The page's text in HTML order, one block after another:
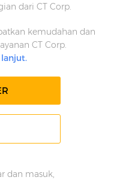
dari CT Corp.
kemudahan dan
CT Corp.
dan masuk,